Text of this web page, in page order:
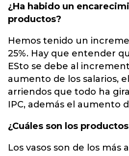
¿Ha habido un
productos?
Hemos tenido un
25%. Hay que entender
ESto se debe al
aumento de los salarios,
arriendos que todo ha
IPC, además el aumento
¿Cuáles son los
Los vasos son de los más